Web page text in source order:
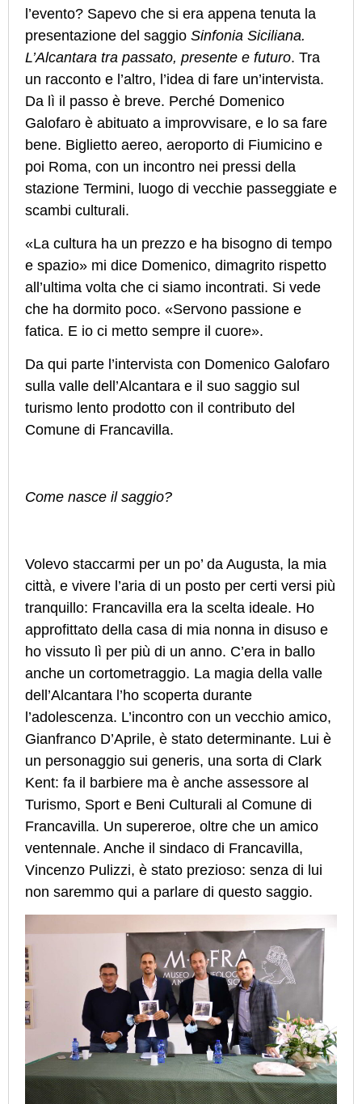
l’evento? Sapevo che si era appena tenuta la
presentazione del saggio Sinfonia Siciliana.
L’Alcantara tra passato, presente e futuro. Tra
un racconto e l’altro, l’idea di fare un’intervista.
Da lì il passo è breve. Perché Domenico
Galofaro è abituato a improvvisare, e lo sa fare
bene. Biglietto aereo, aeroporto di Fiumicino e
poi Roma, con un incontro nei pressi della
stazione Termini, luogo di vecchie passeggiate e
scambi culturali.
«La cultura ha un prezzo e ha bisogno di tempo
e spazio» mi dice Domenico, dimagrito rispetto
all’ultima volta che ci siamo incontrati. Si vede
che ha dormito poco. «Servono passione e
fatica. E io ci metto sempre il cuore».
Da qui parte l’intervista con Domenico Galofaro
sulla valle dell’Alcantara e il suo saggio sul
turismo lento prodotto con il contributo del
Comune di Francavilla.
Come nasce il saggio?
Volevo staccarmi per un po’ da Augusta, la mia
città, e vivere l’aria di un posto per certi versi più
tranquillo: Francavilla era la scelta ideale. Ho
approfittato della casa di mia nonna in disuso e
ho vissuto lì per più di un anno. C’era in ballo
anche un cortometraggio. La magia della valle
dell’Alcantara l’ho scoperta durante
l’adolescenza. L’incontro con un vecchio amico,
Gianfranco D’Aprile, è stato determinante. Lui è
un personaggio sui generis, una sorta di Clark
Kent: fa il barbiere ma è anche assessore al
Turismo, Sport e Beni Culturali al Comune di
Francavilla. Un supereroe, oltre che un amico
ventennale. Anche il sindaco di Francavilla,
Vincenzo Pulizzi, è stato prezioso: senza di lui
non saremmo qui a parlare di questo saggio.